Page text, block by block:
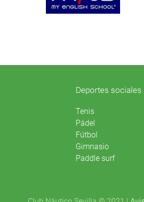
Deportes sociales
Tenis
Pádel
Fútbol
Gimnasio
Paddle surf